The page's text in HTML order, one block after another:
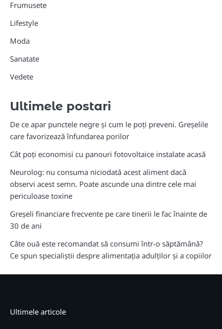
Frumusete
Lifestyle
Moda
Sanatate
Vedete
Ultimele postari
De ce apar punctele negre și cum le poți preveni. Greșelile
care favorizează înfundarea porilor
Cât poți economisi cu panouri fotovoltaice instalate acasă
Neurolog: nu consuma niciodată acest aliment dacă
observi acest semn. Poate ascunde una dintre cele mai
periculoase toxine
Greșeli financiare frecvente pe care tinerii le fac înainte de
30 de ani
Câte ouă este recomandat să consumi într-o săptămână?
Ce spun specialiștii despre alimentația adulților și a copiilor
Ultimele articole